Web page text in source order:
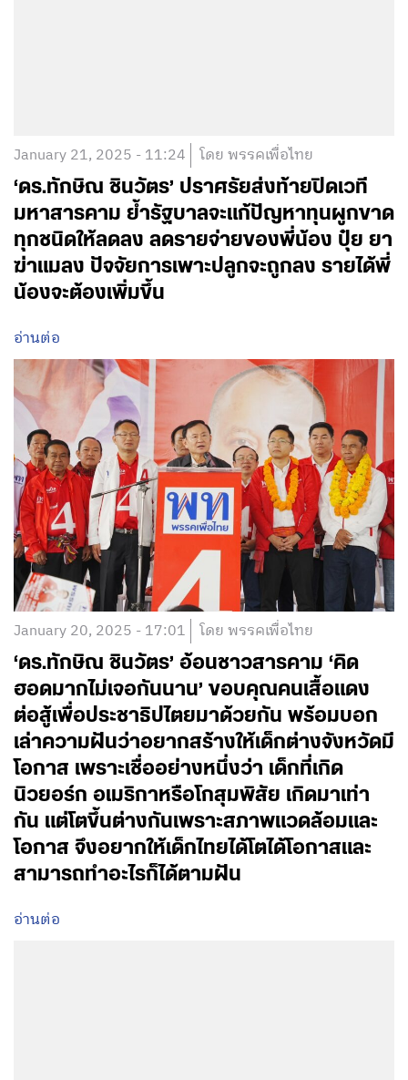
January 21, 2025 - 11:24 โดย พรรคเพื่อไทย
‘ดร.ทักษิณ ชินวัตร’ ปราศรัยส่งท้ายปิดเวที
มหาสารคาม ย้ำรัฐบาลจะแก้ปัญหาทุนผูกขาด
ทุกชนิดให้ลดลง ลดรายจ่ายของพี่น้อง ปุ๋ย ยา
ฆ่าแมลง ปัจจัยการเพาะปลูกจะถูกลง รายได้พี่
น้องจะต้องเพิ่มขึ้น
อ่านต่อ
January 20, 2025 - 17:01 โดย พรรคเพื่อไทย
‘ดร.ทักษิณ ชินวัตร’ อ้อนชาวสารคาม ‘คิด
ฮอดมากไม่เจอกันนาน’ ขอบคุณคนเสื้อแดง
ต่อสู้เพื่อประชาธิปไตยมาด้วยกัน พร้อมบอก
เล่าความฝันว่าอยากสร้างให้เด็กต่างจังหวัดมี
โอกาส เพราะเชื่ออย่างหนึ่งว่า เด็กที่เกิด
นิวยอร์ก อเมริกาหรือโกสุมพิสัย เกิดมาเท่า
กัน แต่โตขึ้นต่างกันเพราะสภาพแวดล้อมและ
โอกาส จึงอยากให้เด็กไทยได้โตได้โอกาสและ
สามารถทำอะไรก็ได้ตามฝัน
อ่านต่อ